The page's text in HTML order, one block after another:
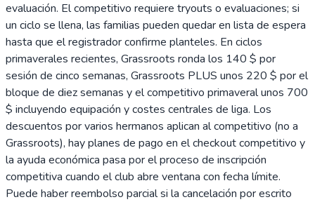
evaluación. El competitivo requiere tryouts o evaluaciones; si
un ciclo se llena, las familias pueden quedar en lista de espera
hasta que el registrador confirme planteles. En ciclos
primaverales recientes, Grassroots ronda los 140 $ por
sesión de cinco semanas, Grassroots PLUS unos 220 $ por el
bloque de diez semanas y el competitivo primaveral unos 700
$ incluyendo equipación y costes centrales de liga. Los
descuentos por varios hermanos aplican al competitivo (no a
Grassroots), hay planes de pago en el checkout competitivo y
la ayuda económica pasa por el proceso de inscripción
competitiva cuando el club abre ventana con fecha límite.
Puede haber reembolso parcial si la cancelación por escrito